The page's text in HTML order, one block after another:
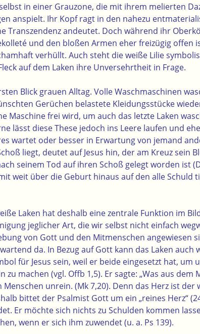
in einer Grauzone, die mit ihrem melierten
anspielt. Ihr Kopf ragt in den nahezu
Transzendenz andeutet. Doch während ihr
und den bloßen Armen eher freizügig offen
verhüllt. Auch steht die weiße Lilie
auf dem Laken ihre Unversehrtheit in Frage.
Blick grauen Alltag. Volle Waschmaschinen
Gerüchen belastete Kleidungsstücke
Maschine frei wird, um auch das letzte Laken
lässt diese These jedoch ins Leere laufen und
wartet oder besser in Erwartung von jemand
liegt, deutet auf Jesus hin, der am Kreuz sein
seinem Tod auf ihren Schoß gelegt worden ist
weit über die Geburt hinaus auf den alle Schuld
Laken hat deshalb eine zentrale Funktion im
jeglicher Art, die wir selbst nicht einfach
von Gott und den Mitmenschen angewiesen
da. In Bezug auf Gott kann das Laken auch
für Jesus sein, weil er beide eingesetzt hat, um
machen (vgl. Offb 1,5). Er sagte: „Was aus dem
unrein. (Mk 7,20). Denn das Herz ist der
bittet der Psalmist Gott um ein „reines Herz“
Er möchte sich nichts zu Schulden kommen
wenn er sich ihm zuwendet (u. a. Ps 139).